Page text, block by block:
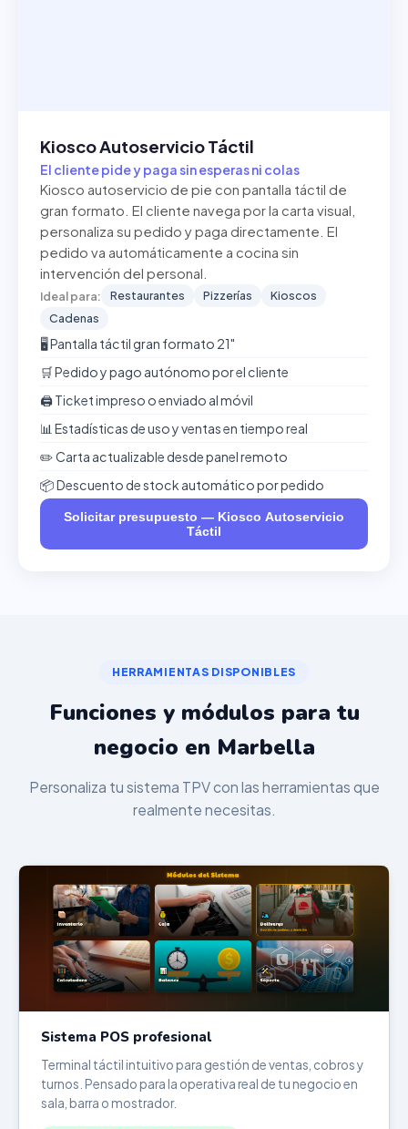
Kiosco Autoservicio Táctil
El cliente pide y paga sin esperas ni colas
Kiosco autoservicio de pie con pantalla táctil de
gran formato. El cliente navega por la carta visual,
personaliza su pedido y paga directamente. El
pedido va automáticamente a cocina sin
intervención del personal.
Ideal para: Restaurantes Pizzerías
Kioscos
Cadenas
🖥️ Pantalla táctil gran formato 21"
🛒 Pedido y pago autónomo por el cliente
🖨️ Ticket impreso o enviado al móvil
📊 Estadísticas de uso y ventas en tiempo real
✏️ Carta actualizable desde panel remoto
📦 Descuento de stock automático por pedido
Solicitar presupuesto — Kiosco Autoservicio
Táctil
HERRAMIENTAS DISPONIBLES
Funciones y módulos para tu
negocio en Marbella
Personaliza tu sistema TPV con las herramientas que
realmente necesitas.
Sistema POS profesional
Terminal táctil intuitivo para gestión de ventas, cobros y
turnos. Pensado para la operativa real de tu negocio en
sala, barra o mostrador.